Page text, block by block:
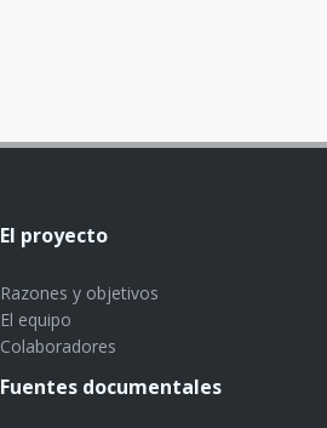
El proyecto
Razones y objetivos
El equipo
Colaboradores
Fuentes documentales